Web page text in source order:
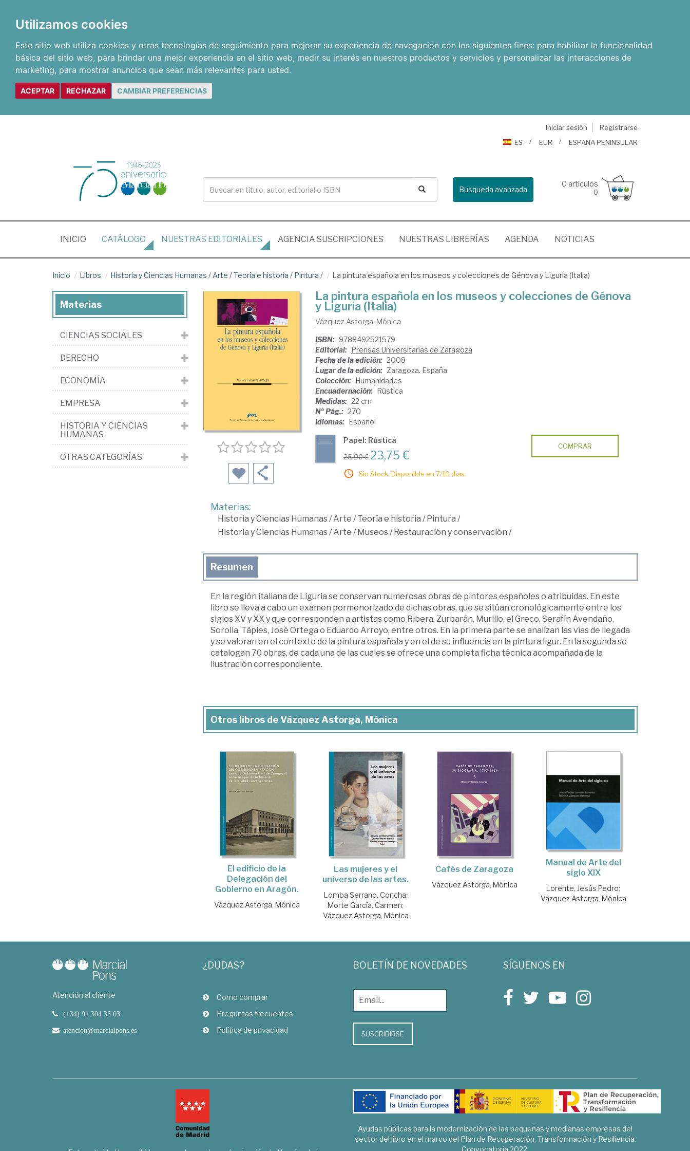
Utilizamos cookies
Este sitio web utiliza cookies y otras tecnologías de seguimiento para mejorar su experiencia de navegación con los siguientes fines: para habilitar la funcionalidad
básica del sitio web, para brindar una mejor experiencia en el sitio web, medir su interés en nuestros productos y servicios y personalizar las interacciones de
marketing, para mostrar anuncios que sean más relevantes para usted.
ACEPTAR RECHAZAR CAMBIAR PREFERENCIAS
Iniciar sesión
Registrarse
ES
EUR ESPAÑA PENINSULAR
Busqueda avanzada
0 artículos
0
INICIO (CURRENT)
CATÁLOGO NUESTRAS EDITORIALES AGENCIA SUSCRIPCIONES NUESTRAS LIBRERÍAS AGENDA NOTICIAS
Inicio Libros Historia y Ciencias Humanas / Arte /Teoría e historia / Pintura / La pintura española en los museos y colecciones de Génova y Liguria (Italia)
La pintura española en los museos y colecciones de Génova
y Liguria (Italia)
Vázquez Astorga, Mónica
ISBN: 9788492521579
Editorial: Prensas Universitarias de Zaragoza
Fecha de la edición: 2008
Lugar de la edición: Zaragoza. España
Colección: Humanidades
Encuadernación: Rústica
Medidas: 22 cm
Nº Pág.: 270
Idiomas: Español
Papel: Rústica
25,00 € 23,75 €
Sin Stock. Disponible en 7/10 días.
COMPRAR
Materias:
Historia y Ciencias Humanas/Arte /Teoría e historia /Pintura /
Historia y Ciencias Humanas/Arte /Museos/Restauración y conservación /
Resumen
En la región italiana de Liguria se conservan numerosas obras de pintores españoles o atribuidas. En este
libro se lleva a cabo un examen pormenorizado de dichas obras, que se sitúan cronológicamente entre los
siglos XV y XX y que corresponden a artistas como Ribera, Zurbarán, Murillo, el Greco, Serafín Avendaño,
Sorolla, Tàpies, José Ortega o Eduardo Arroyo, entre otros. En la primera parte se analizan las vías de llegada
y se valoran en el contexto de la pintura española y en el de su influencia en la pintura ligur. En la segunda se
catalogan 70 obras, de cada una de las cuales se ofrece una completa ficha técnica acompañada de la
ilustración correspondiente.
Otros libros de Vázquez Astorga, Mónica
El edificio de la
Delegación del
Gobierno en Aragón.
Vázquez Astorga, Mónica
Las mujeres y el
universo de las artes.
Lomba Serrano, Concha;
Morte García, Carmen;
Vázquez Astorga, Mónica
Cafés de Zaragoza
Vázquez Astorga, Mónica
Manual de Arte del
siglo XIX
Lorente, Jesús Pedro;
Vázquez Astorga, Mónica
Materias
CIENCIAS SOCIALES
DERECHO
ECONOMÍA
EMPRESA
HISTORIA Y CIENCIAS
HUMANAS
OTRAS CATEGORÍAS
Atención al cliente
(+34) 91 304 33 03
atencion@marcialpons.es
¿DUDAS?
Como comprar
Preguntas frecuentes
Política de privacidad
BOLETÍN DE NOVEDADES
SUSCRIBIRSE
SÍGUENOS EN
Ayudas públicas para la modernización de las pequeñas y medianas empresas del
sector del libro en el marco del Plan de Recuperación, Transformación y Resiliencia.
Convocatoria 2022.